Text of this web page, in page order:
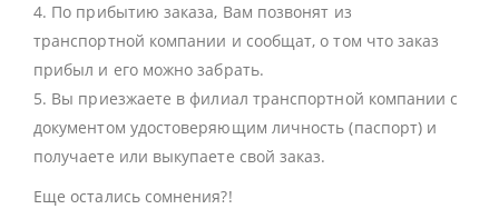
4. По прибытию заказа, Вам позвонят из
транспортной компании и сообщат, о том что заказ
прибыл и его можно забрать.
5. Вы приезжаете в филиал транспортной компании с
документом удостоверяющим личность (паспорт) и
получаете или выкупаете свой заказ.
Еще остались сомнения?!